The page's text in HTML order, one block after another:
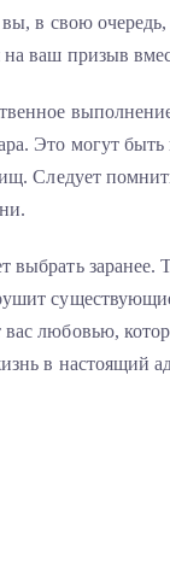
в свою очередь,
ваш призыв
Это могут
Следует
заранее.
любовью,
в настоящий